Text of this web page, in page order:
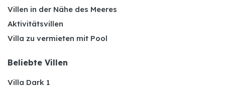
Villen in der Nähe des Meeres
Aktivitätsvillen
Villa zu vermieten mit Pool
Beliebte Villen
Villa Dark 1